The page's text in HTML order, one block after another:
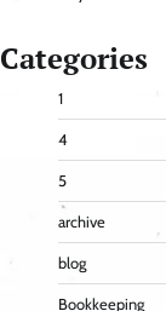
Categories
1
4
5
archive
blog
Bookkeeping